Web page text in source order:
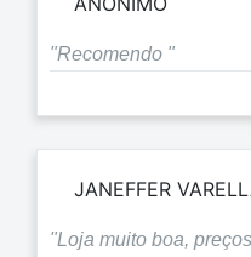
"Recomendo "
JANEFFER
"Loja muito boa,